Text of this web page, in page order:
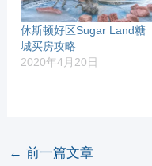
休斯顿好区Sugar Land糖
城买房攻略
2020年4月20日
← 前一篇文章